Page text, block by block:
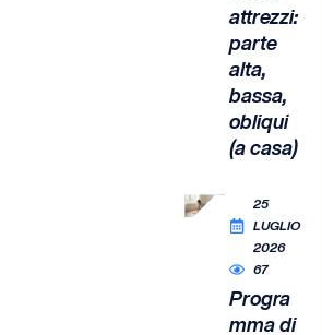
attrezzi:
parte
alta,
bassa,
obliqui
(a casa)
25
LUGLIO
2026
67
Progra
mma di